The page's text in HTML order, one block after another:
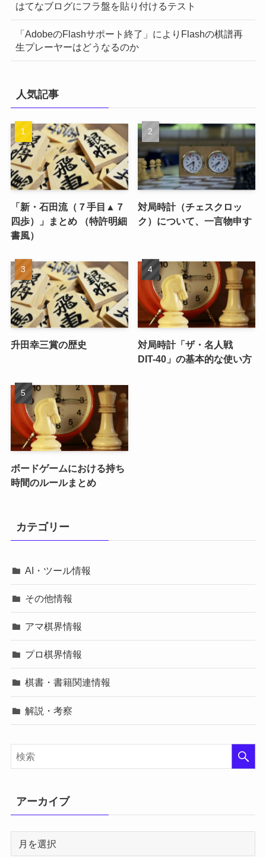
はてなブログにフラ盤を貼り付けるテスト
「AdobeのFlashサポート終了」によりFlashの棋譜再
生プレーヤーはどうなるのか
人気記事
「新・石田流（７手目▲７
四歩）」まとめ （特許明細
書風）
対局時計（チェスクロッ
ク）について、一言物申す
升田幸三賞の歴史
対局時計「ザ・名人戦
DIT-40」の基本的な使い方
ボードゲームにおける持ち
時間のルールまとめ
カテゴリー
AI・ツール情報
その他情報
アマ棋界情報
プロ棋界情報
棋書・書籍関連情報
解説・考察
アーカイブ